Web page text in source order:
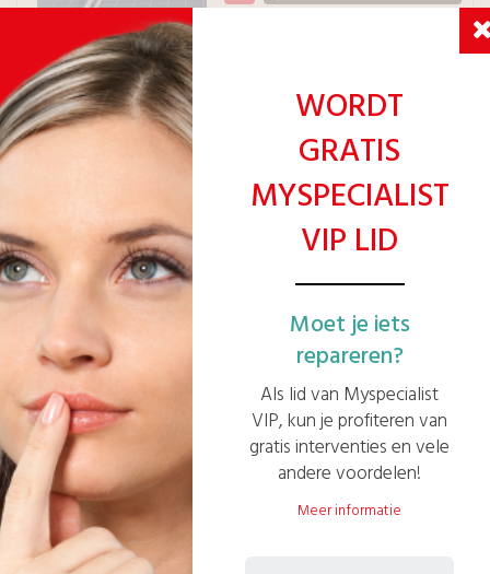
Eligible VIP
Tarif VIP: 332€ Vraag een gratis offerte aan >
HEB JE HULP NODIG ? NEEM CONTACT MET ONS
OP :
Gratis terugbellen Mail Messenger
ONZE DIENSTEN
Onze diensten voor bedrijven
Vertrouw het beheer van uw onderhouds-, bouw- en renovatiewerken toe
aan onze facility managers.
WORDT
GRATIS
MYSPECIALIST
VIP LID
Moet je iets
repareren?
Als lid van Myspecialist
VIP, kun je profiteren van
gratis interventies en vele
andere voordelen!
Meer informatie